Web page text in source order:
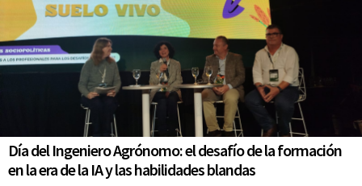
Día del Ingeniero Agrónomo: el desafío de la formación
en la era de la IA y las habilidades blandas